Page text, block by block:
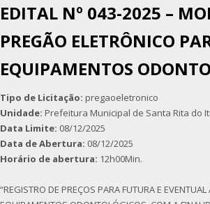
EDITAL Nº 043-2025 –
PREGÃO ELETRÔNICO
EQUIPAMENTOS
Tipo de Licitação: pregaoeletronico
Unidade: Prefeitura Municipal de Santa Rita do
Data Limite: 08/12/2025
Data de Abertura: 08/12/2025
Horário de abertura: 12h00Min.
“REGISTRO DE PREÇOS PARA FUTURA E